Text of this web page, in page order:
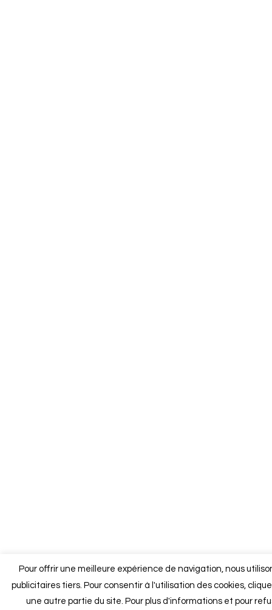
Pour offrir une meilleure expérience de navigation, nous
publicitaires tiers. Pour consentir à l'utilisation des cookies,
une autre partie du site. Pour plus d'informations et pour